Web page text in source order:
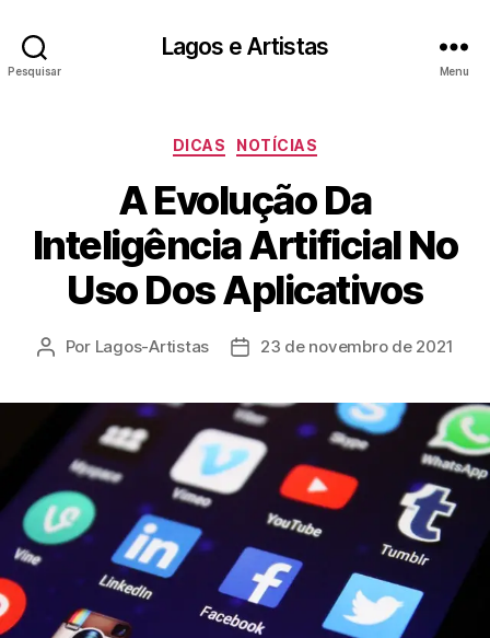
Pesquisar
Lagos e Artistas
Menu
Categorias
DICAS NOTÍCIAS
A Evolução Da
Inteligência Artificial No
Uso Dos Aplicativos
Autor
Por Lagos-Artistas
Data23 de novembro de 2021